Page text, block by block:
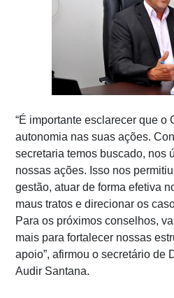
“É importante esclarecer que o
autonomia nas suas ações.
secretaria temos buscado, nos
nossas ações. Isso nos
gestão, atuar de forma efetiva
maus tratos e direcionar os
Para os próximos conselhos,
mais para fortalecer nossas
apoio”, afirmou o secretário de
Audir Santana.